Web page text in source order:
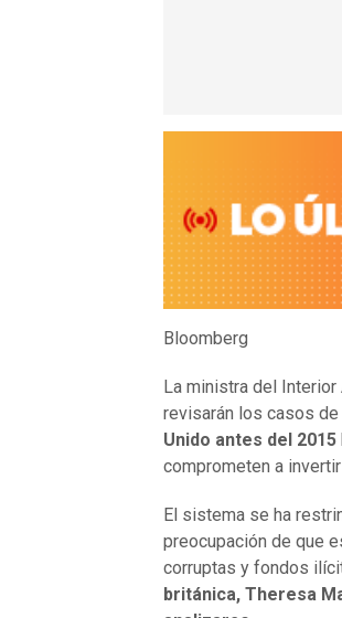
Bloomberg
La ministra del
revisarán los casos de
Unido antes del 2015
comprometen a
El sistema se ha
preocupación de que
corruptas y fondos
británica, Theresa